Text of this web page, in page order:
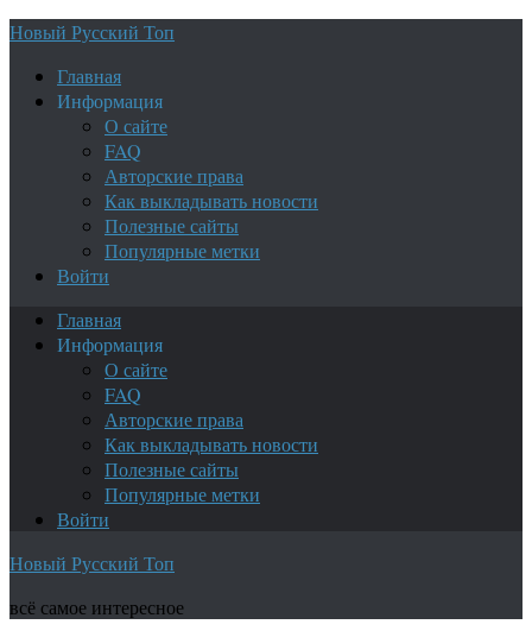
Новый Русский Топ
Главная
Информация
О сайте
FAQ
Авторские права
Как выкладывать новости
Полезные сайты
Популярные метки
Войти
Главная
Информация
О сайте
FAQ
Авторские права
Как выкладывать новости
Полезные сайты
Популярные метки
Войти
Новый Русский Топ
всё самое интересное